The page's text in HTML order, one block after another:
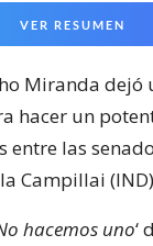
VER RESUMEN
Miranda dejó
hacer un
entre las
Campillai
hacemos uno‘